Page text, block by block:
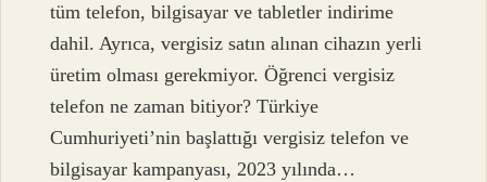
tüm telefon, bilgisayar ve tabletler indirime
dahil. Ayrıca, vergisiz satın alınan cihazın yerli
üretim olması gerekmiyor. Öğrenci vergisiz
telefon ne zaman bitiyor? Türkiye
Cumhuriyeti’nin başlattığı vergisiz telefon ve
bilgisayar kampanyası, 2023 yılında…